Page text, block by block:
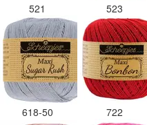
521 523
618-50 722